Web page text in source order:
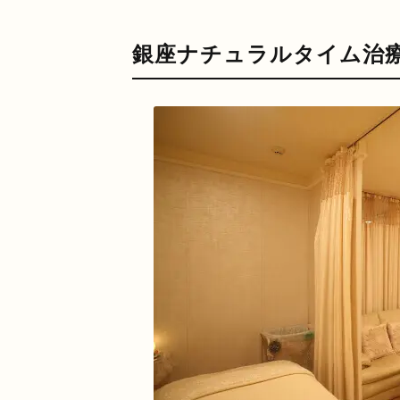
銀座ナチュラルタイム治